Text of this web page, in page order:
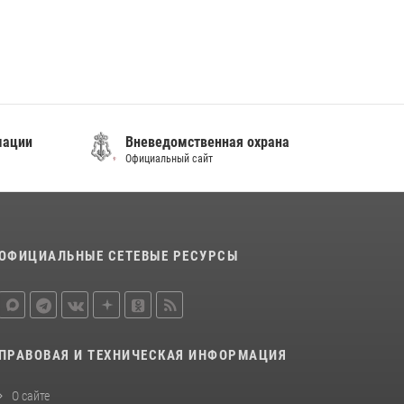
Вневедомственная охрана
Официальный сайт
СЕТЕВЫЕ РЕСУРСЫ
ПРАВОВАЯ И ТЕХНИЧЕСКАЯ ИНФОРМАЦИЯ
О сайте